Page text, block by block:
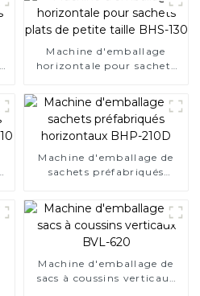
Machine d'emballage
horizontale pour sachets
Machine d'emballage de
sachets préfabriqués
Machine d'emballage de
sacs à coussins verticaux